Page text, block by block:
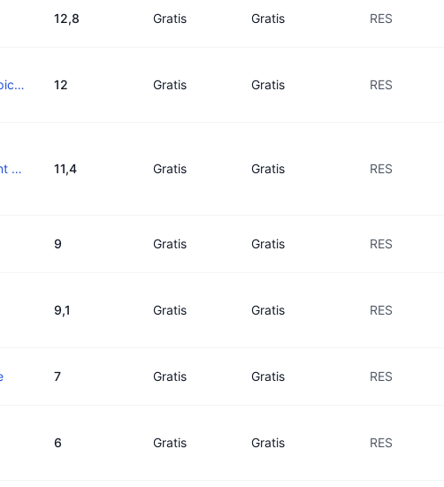
12,8 Gratis Gratis RES
Ifo -Istituti Fisioterapici Ospitalieri 12 Gratis Gratis RES
Service Management Srl 11,4 Gratis Gratis RES
9 Gratis Gratis RES
9,1 Gratis Gratis RES
7 Gratis Gratis RES
6 Gratis Gratis RES